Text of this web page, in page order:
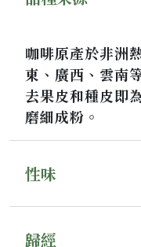
咖啡原產於非洲
東、廣西、雲南
去果皮和種皮即
磨細成粉。
性味
歸經